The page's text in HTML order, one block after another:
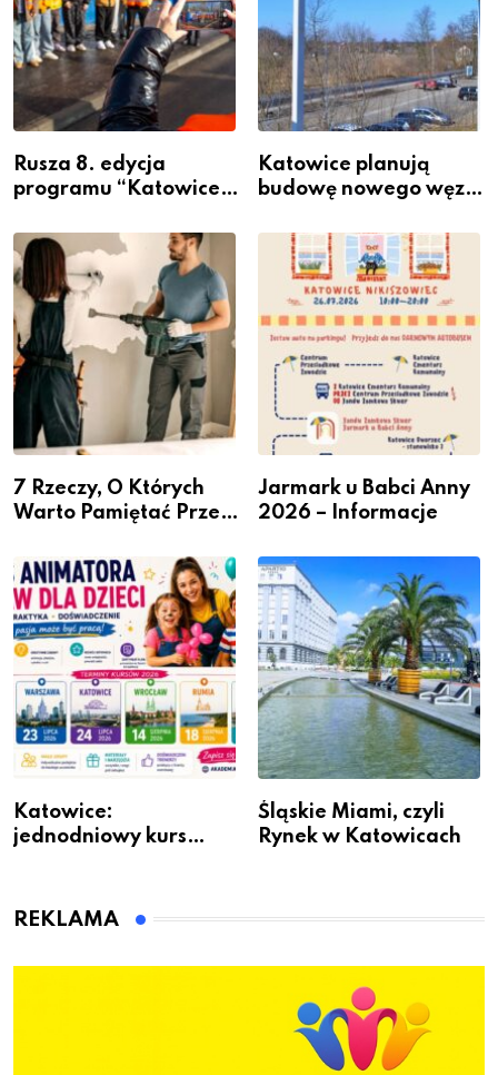
Rusza 8. edycja
programu “Katowice
– nabór dla
przedsiębiorców
Katowice planują
budowę nowego węzła
Podlesiu
7 Rzeczy, O Których
Warto Pamiętać Przed
Jarmark u Babci Anny
2026 – Informacje
Katowice:
jednodniowy kurs
dzieci
Śląskie Miami, czyli
Rynek w Katowicach
REKLAMA